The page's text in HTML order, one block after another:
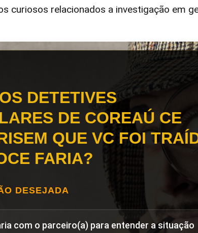
curiosos relacionados a investigação em
DETETIVES
DE COREAÚ CE
QUE VC FOI
FARIA?
DESEJADA
com o parceiro(a) para entender a situação